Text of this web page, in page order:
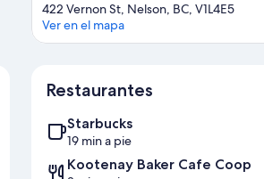
422 Vernon St, Nelson, BC, V1L4E5
Ver en el mapa
Restaurantes
Starbucks
19 min a pie
Kootenay Baker Cafe Coop